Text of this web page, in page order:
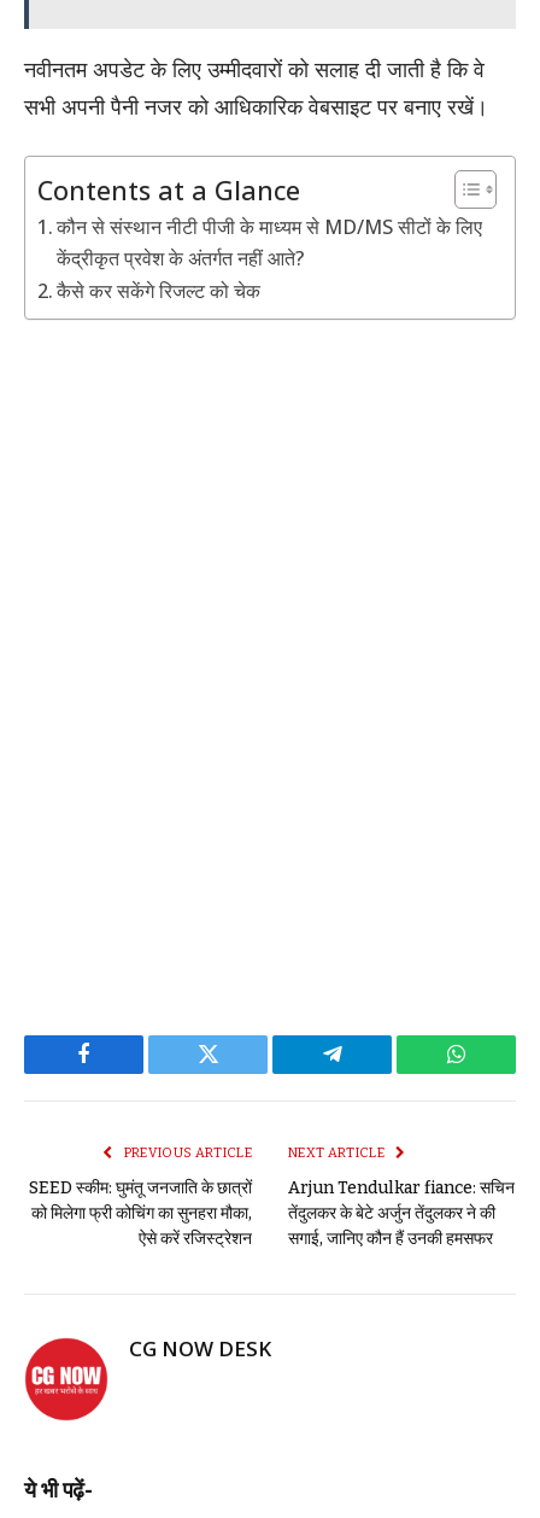
नवीनतम अपडेट के लिए उम्मीदवारों को सलाह दी जाती है कि वे
सभी अपनी पैनी नजर को आधिकारिक वेबसाइट पर बनाए रखें।
Contents at a Glance
कौन से संस्थान नीटी पीजी के माध्यम से MD/MS सीटों के लिए
केंद्रीकृत प्रवेश के अंतर्गत नहीं आते?
कैसे कर सकेंगे रिजल्ट को चेक
Facebook Twitter Telegram
PREVIOUS ARTICLE
SEED स्कीम: घुमंतू जनजाति के छात्रों
को मिलेगा फ्री कोचिंग का सुनहरा मौका,
ऐसे करें रजिस्ट्रेशन
NEXT ARTICLE
Arjun Tendulkar fiance: सचिन
तेंदुलकर के बेटे अर्जुन तेंदुलकर ने की
सगाई, जानिए कौन हैं उनकी हमसफर
CG NOW DESK
ये भी पढ़ें-